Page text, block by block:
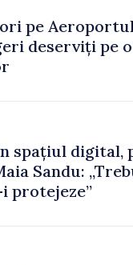
pe
deserviți pe
spațiul
Sandu:
protejeze”